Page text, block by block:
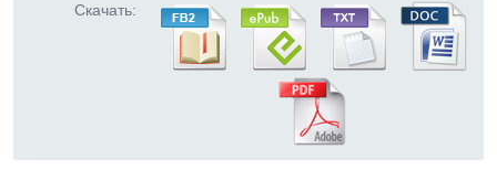
Скачать: